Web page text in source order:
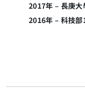
2017年 – 長庚
2016年 – 科技